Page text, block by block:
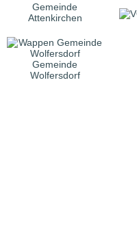
Gemeinde
Attenkirchen
Gemeinde
Wolfersdorf